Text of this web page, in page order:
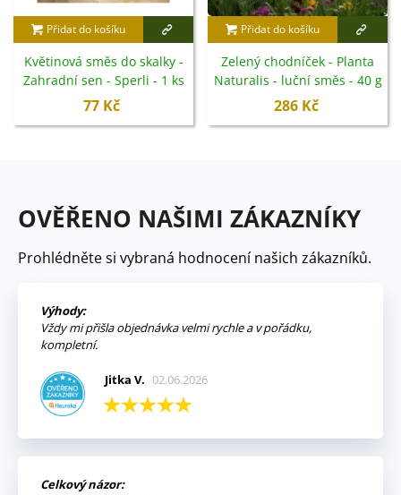
Přidat do košíku
Květinová směs do skalky -
Zahradní sen - Sperli - 1 ks
77 Kč
Přidat do košíku
Zelený chodníček - Planta
Naturalis - luční směs - 40 g
286 Kč
OVĚŘENO NAŠIMI ZÁKAZNÍKY
Prohlédněte si vybraná hodnocení našich zákazníků.
Výhody:
Vždy mi přišla objednávka velmi rychle a v pořádku,
kompletní.
Jitka V. 02.06.2026
Celkový názor: